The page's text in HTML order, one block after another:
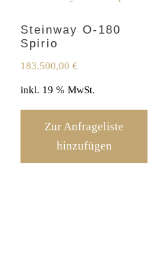
Steinway O-180
Spirio
183.500,00 €
inkl. 19 % MwSt.
Zur Anfrageliste
hinzufügen